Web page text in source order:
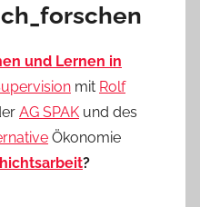
und Lernen in
mit Rolf
AG SPAK und des
Ökonomie
?